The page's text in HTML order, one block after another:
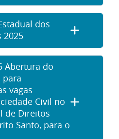
dos
2025
Abertura do
para
vagas
Civil no
de Direitos
Santo, para o